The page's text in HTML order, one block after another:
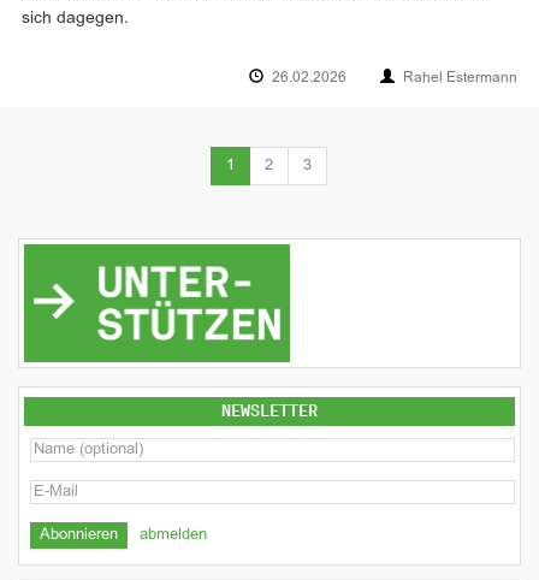
sich dagegen.
26.02.2026 Rahel Estermann
1 (current)
2 3
NEWSLETTER
abmelden